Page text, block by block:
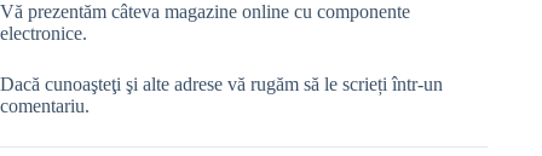
Vă prezentăm câteva magazine online cu componente
electronice.
Dacă cunoaşteţi şi alte adrese vă rugăm să le scrieți într-un
comentariu.